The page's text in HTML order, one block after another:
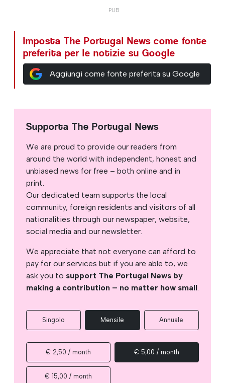
Imposta The Portugal News come fonte
preferita per le notizie su Google
Aggiungi come fonte preferita su Google
Supporta The Portugal News
We are proud to provide our readers from
around the world with independent, honest and
unbiased news for free – both online and in
print.
Our dedicated team supports the local
community, foreign residents and visitors of all
nationalities through our newspaper, website,
social media and our newsletter.
We appreciate that not everyone can afford to
pay for our services but if you are able to, we
ask you to support The Portugal News by
making a contribution – no matter how small
Singolo Mensile Annuale
€ 2,50 / month € 5,00 / month
€ 15,00 / month